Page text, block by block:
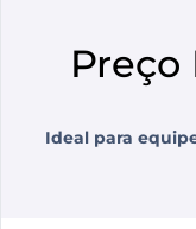
Preço
Ideal para